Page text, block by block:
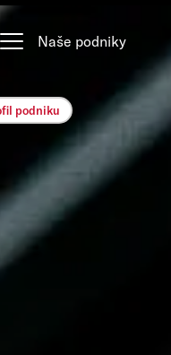
Naše podniky
podniku